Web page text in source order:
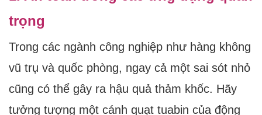
trọng
Trong các ngành công nghiệp như hàng không
vũ trụ và quốc phòng, ngay cả một sai sót nhỏ
cũng có thể gây ra hậu quả thảm khốc. Hãy
tưởng tượng một cánh quạt tuabin của động